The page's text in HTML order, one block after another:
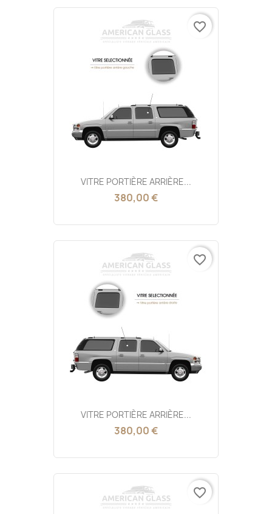
VITRE PORTIÈRE ARRIÈRE...
380,00 €
favorite_border
VITRE PORTIÈRE ARRIÈRE...
380,00 €
favorite_border
favorite_border